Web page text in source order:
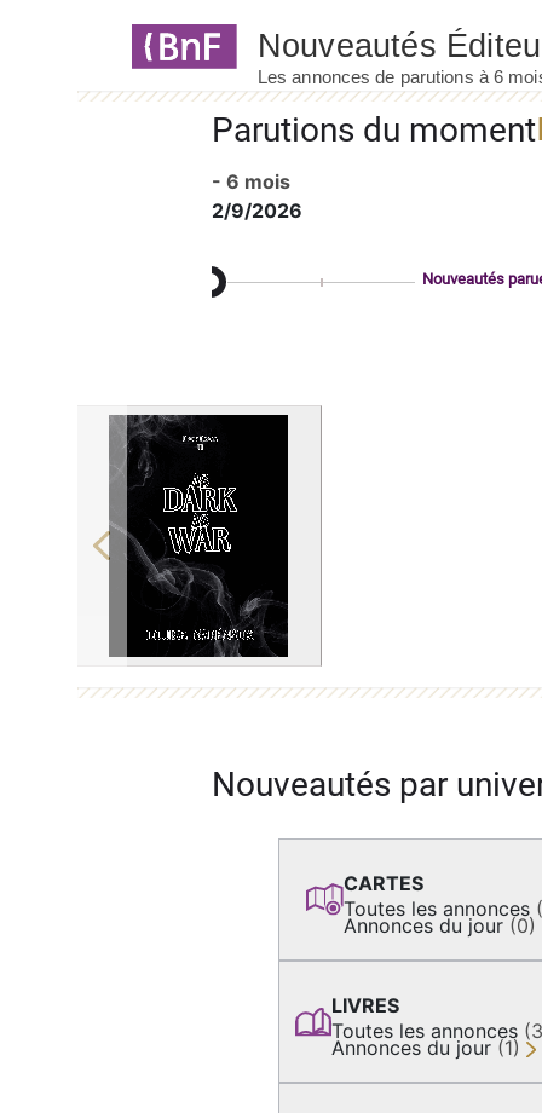
Parutions du moment
- 6 mois
2/9/2026
Nouveautés
Previous
Nouveautés par
CARTES
Toutes les annonces
Annonces du jour (0)
LIVRES
Toutes les annonces
Annonces du jour (1)